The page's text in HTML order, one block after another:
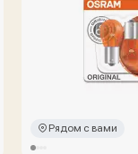
Рядом с вами